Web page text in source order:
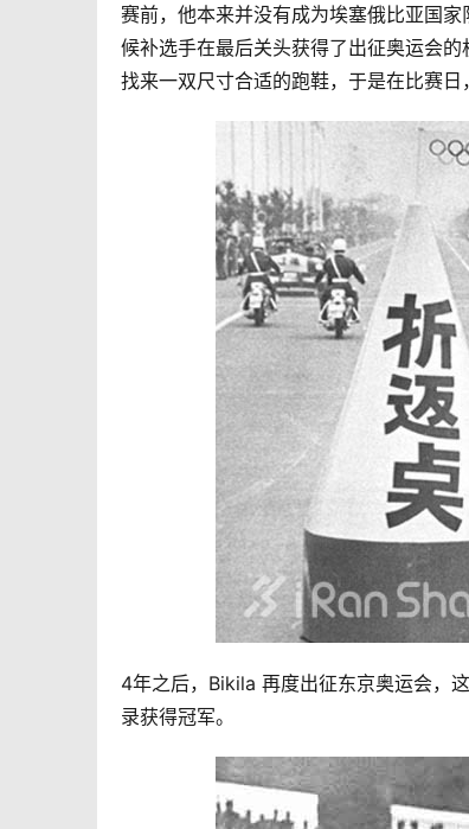
赛前，他本来并没有成为埃塞俄比亚国
候补选手在最后关头获得了出征奥运会
找来一双尺寸合适的跑鞋，于是在比赛
4年之后，Bikila 再度出征东京奥运会，
录获得冠军。